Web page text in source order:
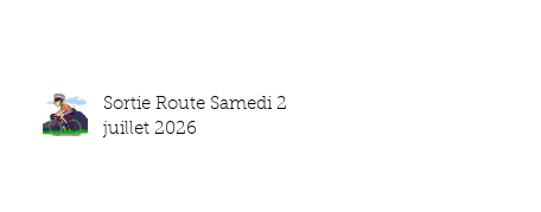
Sortie Route Samedi 25
juillet 2026